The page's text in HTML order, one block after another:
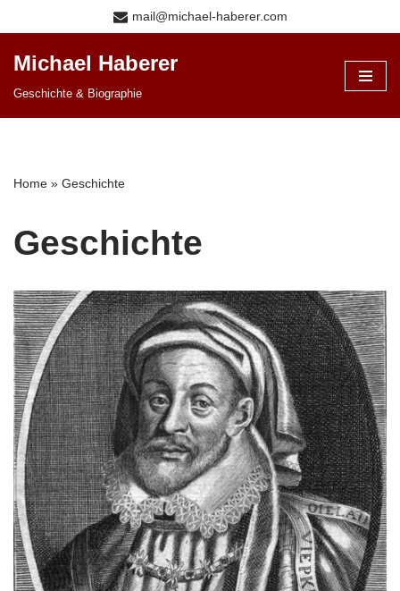
Inhalt
springen
mail@michael-haberer.com
Michael Haberer
Geschichte & Biographie
Home » Geschichte
Geschichte